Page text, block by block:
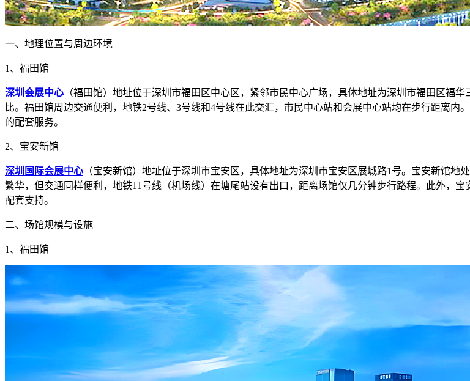
一、地理位置与周边环境
1、福田馆
深圳会展中心 （福田馆）地址位于深圳市福田区中心区，紧邻市民中心广场，具体地址为深圳市福田区福
比。福田馆周边交通便利，地铁2号线、3号线和4号线在此交汇，市民中心站和会展中心站均在步行距离
的配套服务。
2、宝安新馆
深圳国际会展中心 （宝安新馆）地址位于深圳市宝安区，具体地址为深圳市宝安区展城路1号。宝安新馆
繁华，但交通同样便利，地铁11号线（机场线）在塘尾站设有出口，距离场馆仅几分钟步行路程。此外，
配套支持。
二、场馆规模与设施
1、福田馆